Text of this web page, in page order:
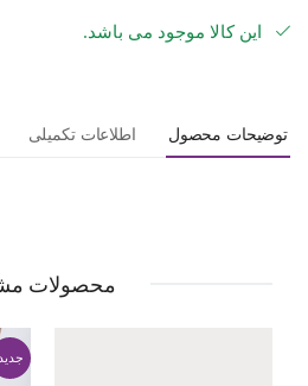
این کالا موجود می باشد.
توضیحات محصول اطلاعات تکمیلی
محصولات
جدید